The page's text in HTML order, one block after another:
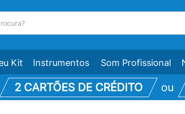
Kit Instrumentos Som Profissional
2 CARTÕES DE CRÉDITO ou